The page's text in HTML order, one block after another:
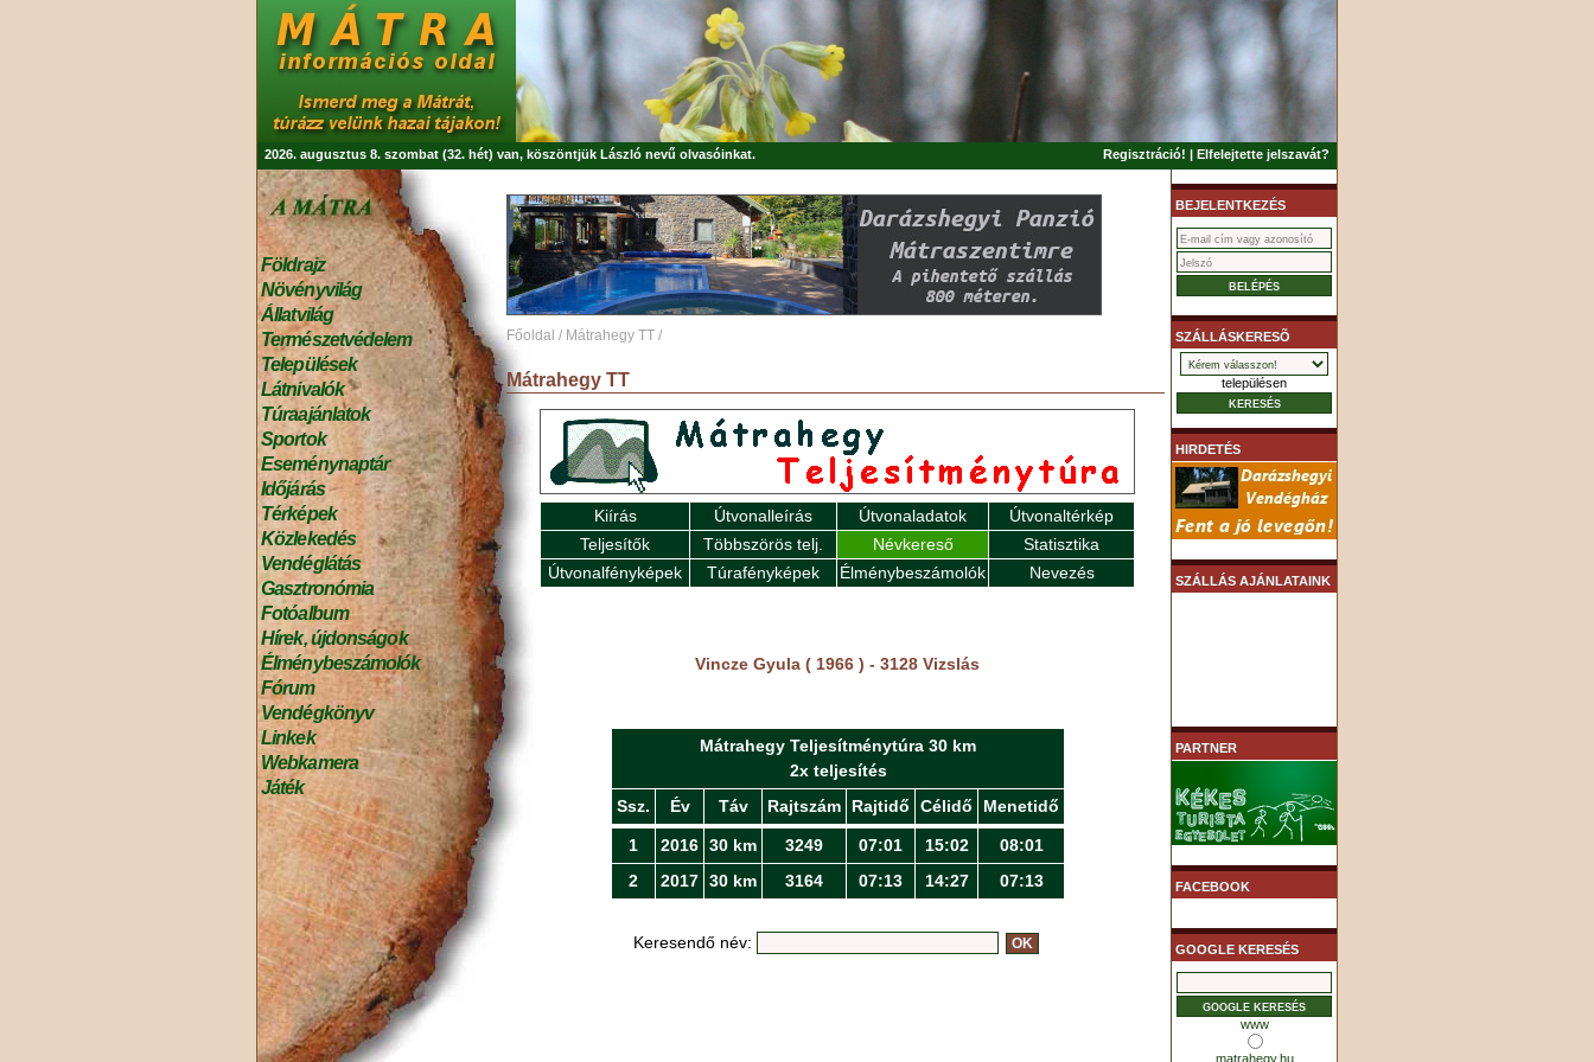
2026. augusztus 8. szombat (32. hét) van, köszöntjük László nevű olvasóinkat. Regisztráció! | Elfelejtette jelszavát?
Földrajz
Növényvilág
Állatvilág
Természetvédelem
Települések
Látnivalók
Túraajánlatok
Sportok
Eseménynaptár
Időjárás
Térképek
Közlekedés
Vendéglátás
Gasztronómia
Fotóalbum
Hírek, újdonságok
Élménybeszámolók
Fórum
Vendégkönyv
Linkek
Webkamera
Játék
Főoldal / Mátrahegy TT /
Mátrahegy TT
Kiírás Útvonalleírás Útvonaladatok
Útvonaltérkép
Teljesítők
Többszörös telj. Névkereső
Statisztika
Útvonalfényképek
Túrafényképek Élménybeszámolók Nevezés
Vincze Gyula ( 1966 ) - 3128 Vizslás
Mátrahegy Teljesítménytúra 30 km
2x teljesítés
Ssz.
Év Táv Rajtszám Rajtidő Célidő Menetidő
1 2016 30 km 3249 07:01 15:02
08:01
2
2017 30 km 3164 07:13 14:27 07:13
Keresendő név:
BEJELENTKEZÉS
SZÁLLÁSKERESÕ
településen
HIRDETÉS
SZÁLLÁS AJÁNLATAINK
PARTNER
FACEBOOK
GOOGLE KERESÉS
www
matrahegy.hu